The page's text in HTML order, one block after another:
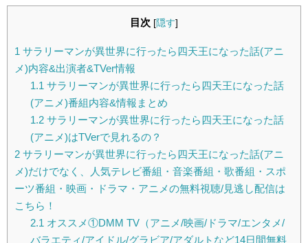
目次 [隠す]
1 サラリーマンが異世界に行ったら四天王になった話(アニ
メ)内容&出演者&TVer情報
1.1 サラリーマンが異世界に行ったら四天王になった話
(アニメ)番組内容&情報まとめ
1.2サラリーマンが異世界に行ったら四天王になった話
(アニメ)はTVerで見れるの？
2 サラリーマンが異世界に行ったら四天王になった話(アニ
メ)だけでなく、人気テレビ番組・音楽番組・歌番組・スポ
ーツ番組・映画・ドラマ・アニメの無料視聴/見逃し配信は
こちら！
2.1 オススメ①DMM TV（アニメ/映画/ドラマ/エンタメ/
バラエティ/アイドル/グラビア/アダルトなど14日間無料